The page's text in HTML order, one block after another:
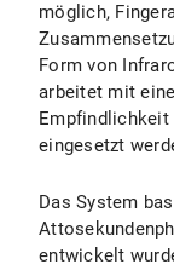
möglich,
Form von
arbeitet mit
Empfindlichkeit
eingesetzt
Das System
entwickelt